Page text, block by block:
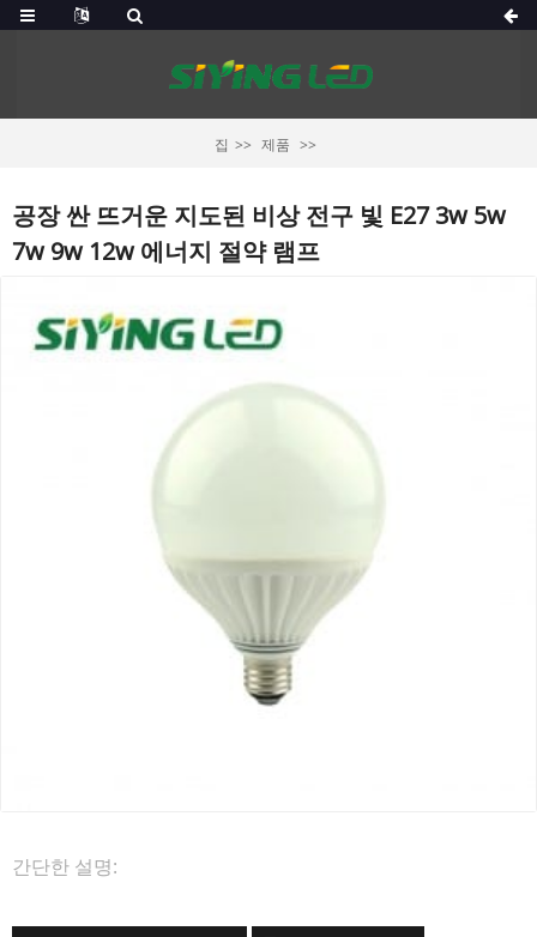
집 제품
공장 싼 뜨거운 지도된 비상 전구 빛 E27 3w 5w
7w 9w 12w 에너지 절약 램프
간단한 설명: